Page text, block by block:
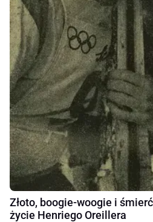
Złoto, boogie-woogie i
życie Henriego Oreillera